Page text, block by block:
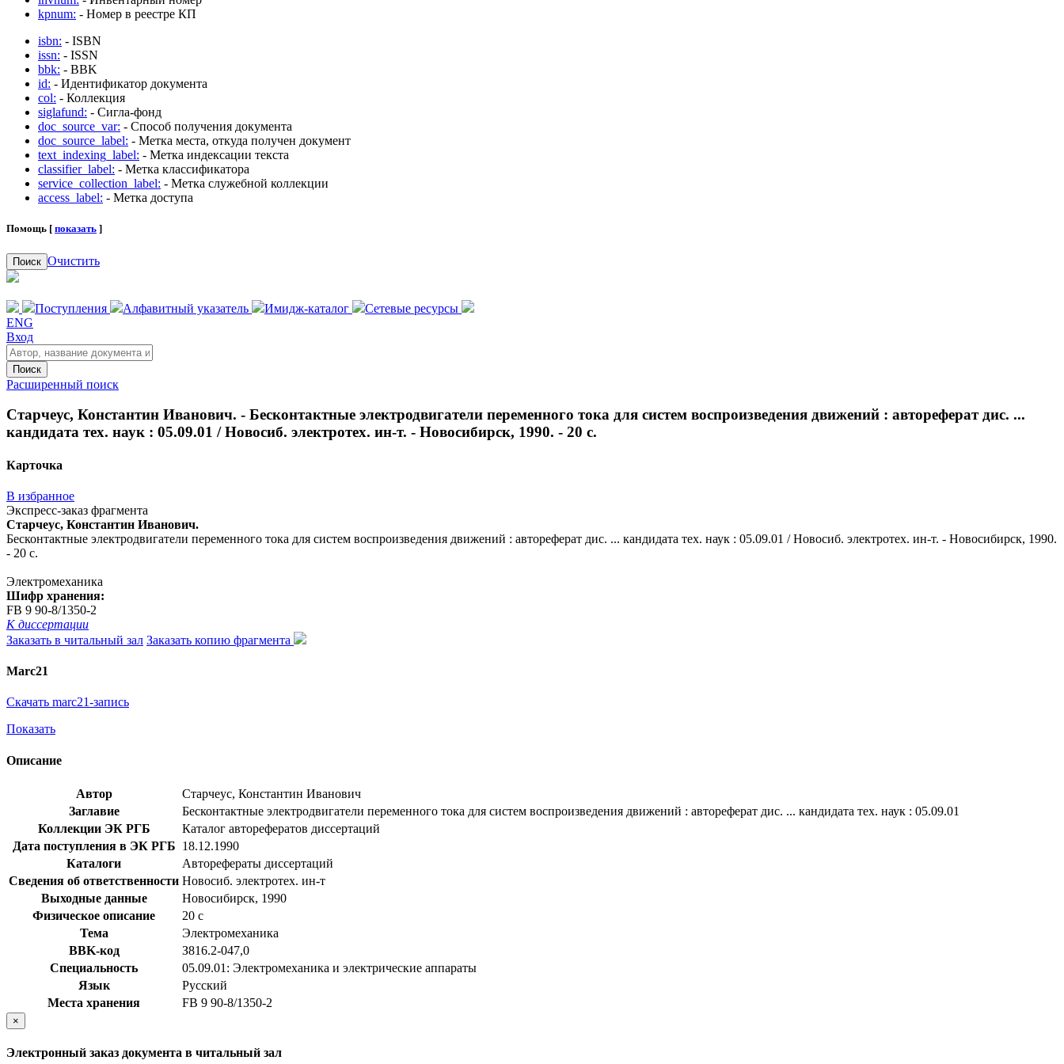
kpnum: - Номер в реестре КП
isbn: - ISBN
issn: - ISSN
bbk: - BBK
id: - Идентификатор документа
col: - Коллекция
siglafund: - Сигла-фонд
doc_source_var: - Способ получения документа
doc_source_label: - Метка места, откуда получен документ
text_indexing_label: - Метка индексации текста
classifier_label: - Метка классификатора
service_collection_label: - Метка служебной коллекции
access_label: - Метка доступа
Помощь [ показать ]
Поиск Очистить
Поступления Алфавитный указатель Имидж-каталог
Сетевые ресурсы
ENG
Вход
Поиск
Расширенный поиск
Старчеус, Константин Иванович. - Бесконтактные электродвигатели переменного тока для систем воспроизведения движений : автореферат дис. ...
кандидата тех. наук : 05.09.01 / Новосиб. электротех. ин-т. - Новосибирск, 1990. - 20 с.
Карточка
В избранное
Экспресс-заказ фрагмента
Старчеус, Константин Иванович.
Бесконтактные электродвигатели переменного тока для систем воспроизведения движений : автореферат дис. ... кандидата тех. наук : 05.09.01 / Новосиб. электротех. ин-т. - Новосибирск, 1990.
- 20 с.
Электромеханика
Шифр хранения:
FB 9 90-8/1350-2
К диссертации
Заказать в читальный зал Заказать копию фрагмента
Marc21
Скачать marc21-запись
Показать
Описание
Автор
Старчеус, Константин Иванович
Заглавие
Бесконтактные электродвигатели переменного тока для систем воспроизведения движений : автореферат дис. ... кандидата тех. наук : 05.09.01
Коллекции ЭК РГБ
Каталог авторефератов диссертаций
Дата поступления в ЭК РГБ 18.12.1990
Каталоги
Авторефераты диссертаций
Сведения об ответственности Новосиб. электротех. ин-т
Выходные данные
Новосибирск, 1990
Физическое описание
20 с
Тема
Электромеханика
BBK-код
З816.2-047,0
Специальность
05.09.01: Электромеханика и электрические аппараты
Язык
Русский
Места хранения
FB 9 90-8/1350-2
×
Электронный заказ документа в читальный зал